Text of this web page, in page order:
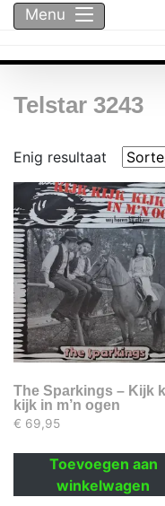
Menu
Telstar 3243
Enig resultaat
The Sparkings – Kijk
kijk in m’n ogen
€ 69,95
Toevoegen aan
winkelwagen